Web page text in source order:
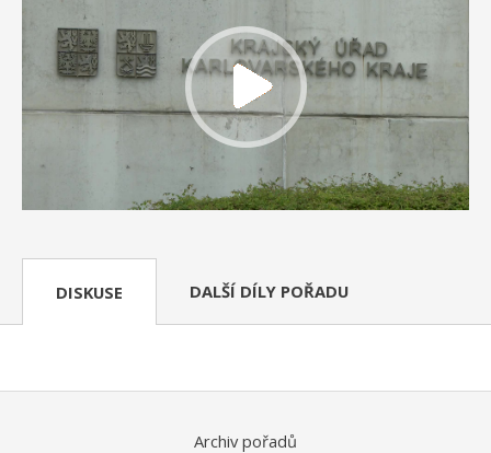
DISKUSE DALŠÍ DÍLY POŘADU
Archiv pořadů